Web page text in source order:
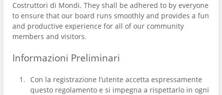
Costruttori di Mondi. They shall be adhered to by everyone
to ensure that our board runs smoothly and provides a fun
and productive experience for all of our community
members and visitors.
Informazioni Preliminari
Con la registrazione l’utente accetta espressamente
questo regolamento e si impegna a rispettarlo in ogni